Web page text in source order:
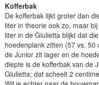
Kofferbak
De kofferbak lijkt groter dan
liter in theorie ook zo, maar
liter in de Giulietta blijkt dat
hoedenplank zitten (57 vs.
de Junior zit lager en de
diepte is de kofferbak van de
Giulietta; dat scheelt 2